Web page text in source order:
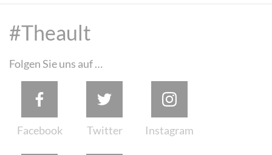
#Theault
Folgen Sie uns auf …